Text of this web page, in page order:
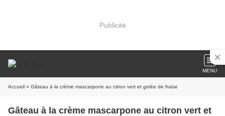
Publicité
MENU
Accueil » Gâteau à la crème mascarpone au citron vert et gelée de fraise
Gâteau à la crème mascarpone au citron vert et